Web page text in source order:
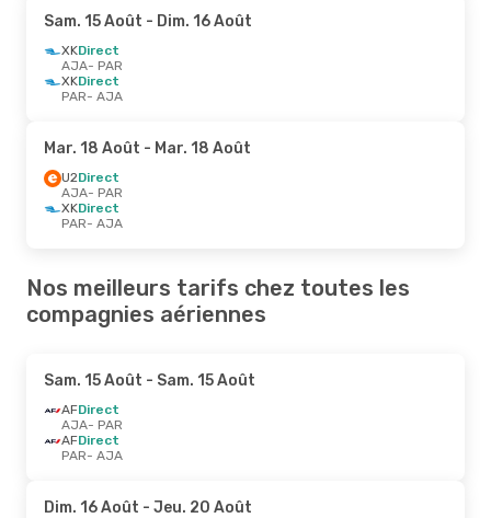
Sam. 15 Août - Dim. 16 Août
XKDirect
AJA- PAR
XKDirect
PAR- AJA
Mar. 18 Août - Mar. 18 Août
U2Direct
AJA- PAR
XKDirect
PAR- AJA
Nos meilleurs tarifs chez toutes les
compagnies aériennes
Sam. 15 Août - Sam. 15 Août
AFDirect
AJA- PAR
AFDirect
PAR- AJA
Dim. 16 Août - Jeu. 20 Août